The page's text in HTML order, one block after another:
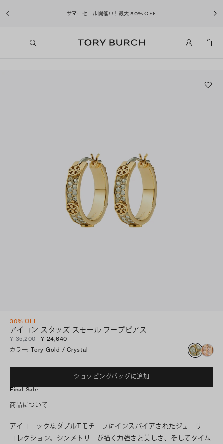
サマーセール開催中 ！最大 50% OFF
30% OFF
アイコン スタッズ スモール フープピアス
¥ 35,200
¥ 24,640
カラー: Tory Gold / Crystal
ショッピングバッグに追加
Final Sale
商品について
アイコニックなダブルTモチーフにインスパイアされたジュエリー
コレクション。シンメトリーが描く力強さと美しさ、そしてタイム